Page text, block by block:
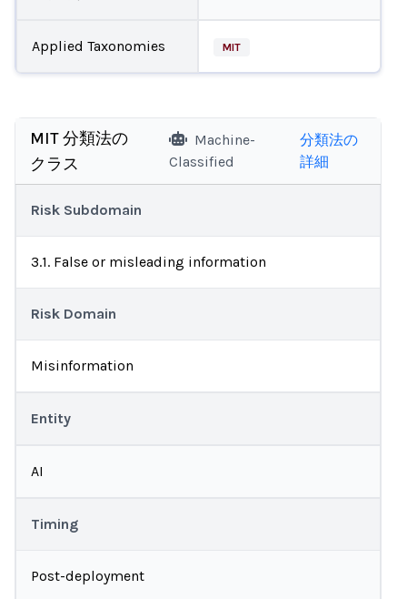
Applied Taxonomies MIT
MIT 分類法の
クラス
Machine-
Classified
分類法の
詳細
Risk Subdomain
3.1. False or misleading information
Risk Domain
Misinformation
Entity
AI
Timing
Post-deployment